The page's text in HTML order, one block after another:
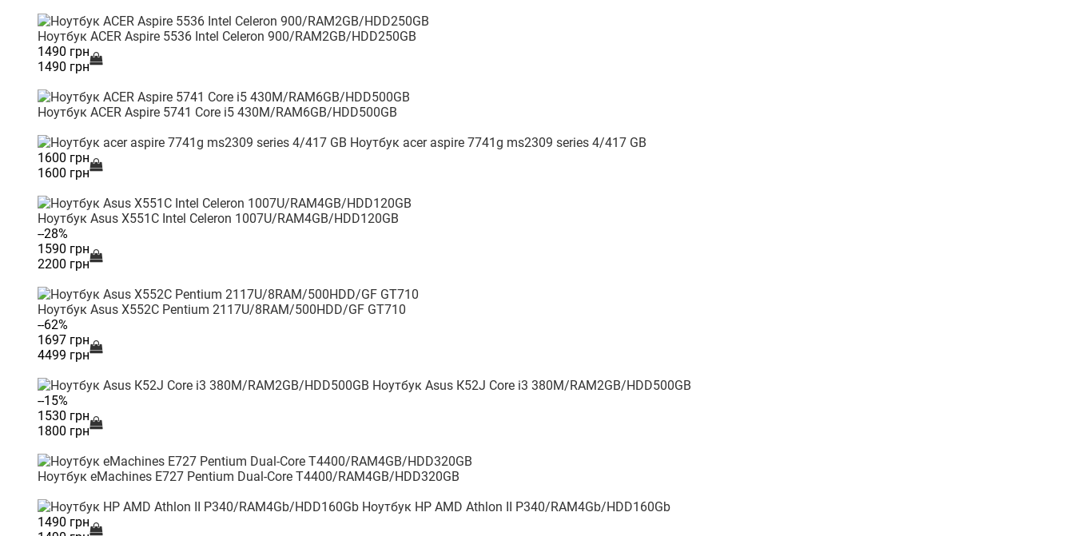
Ноутбук ACER Aspire 5536 Intel Celeron 900/RAM2GB/HDD250GB
1490 грн
1490 грн
Ноутбук ACER Aspire 5741 Core i5 430M/RAM6GB/HDD500GB
Ноутбук acer aspire 7741g ms2309 series 4/417 GB
1600 грн
1600 грн
Ноутбук Asus X551C Intel Celeron 1007U/RAM4GB/HDD120GB
--28%
1590 грн
2200 грн
Ноутбук Asus X552C Pentium 2117U/8RAM/500HDD/GF GT710
--62%
1697 грн
4499 грн
Ноутбук Asus К52J Core i3 380M/RAM2GB/HDD500GB
--15%
1530 грн
1800 грн
Ноутбук eMachines E727 Pentium Dual-Core T4400/RAM4GB/HDD320GB
Ноутбук HP AMD Athlon II P340/RAM4Gb/HDD160Gb
1490 грн